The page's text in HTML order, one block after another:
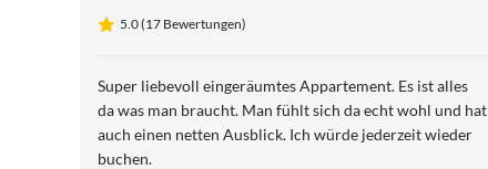
5.0 (17 Bewertungen)
Super liebevoll eingeräumtes Appartement. Es ist alles
da was man braucht. Man fühlt sich da echt wohl und hat
auch einen netten Ausblick. Ich würde jederzeit wieder
buchen.